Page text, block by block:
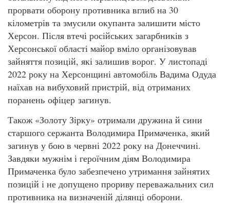
прорвати оборону противника вглиб на 30
кілометрів та змусили окупанта залишити місто
Херсон. Після втечі російських загарбників з
Херсонської області майор вміло організовував
зайняття позицій, які залишив ворог. У листопаді
2022 року на Херсонщині автомобіль Вадима Одуда
наїхав на вибуховий пристрій, від отриманих
поранень офіцер загинув.
Також «Золоту Зірку» отримали дружина й сини
старшого сержанта Володимира Примаченка, який
загинув у бою в червні 2022 року на Донеччині.
Завдяки мужнім і героїчним діям Володимира
Примаченка було забезпечено утримання зайнятих
позицій і не допущено прориву переважальних сил
противника на визначеній ділянці оборони.